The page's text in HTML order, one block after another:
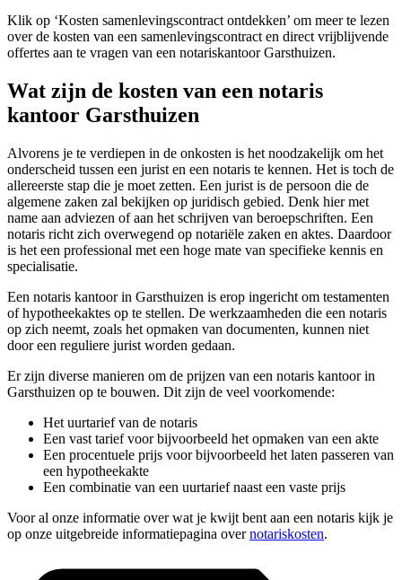
Klik op ‘Kosten samenlevingscontract ontdekken’ om meer te lezen
over de kosten van een samenlevingscontract en direct vrijblijvende
offertes aan te vragen van een notariskantoor Garsthuizen.
Wat zijn de kosten van een notaris
kantoor Garsthuizen
Alvorens je te verdiepen in de onkosten is het noodzakelijk om het
onderscheid tussen een jurist en een notaris te kennen. Het is toch de
allereerste stap die je moet zetten. Een jurist is de persoon die de
algemene zaken zal bekijken op juridisch gebied. Denk hier met
name aan adviezen of aan het schrijven van beroepschriften. Een
notaris richt zich overwegend op notariële zaken en aktes. Daardoor
is het een professional met een hoge mate van specifieke kennis en
specialisatie.
Een notaris kantoor in Garsthuizen is erop ingericht om testamenten
of hypotheekaktes op te stellen. De werkzaamheden die een notaris
op zich neemt, zoals het opmaken van documenten, kunnen niet
door een reguliere jurist worden gedaan.
Er zijn diverse manieren om de prijzen van een notaris kantoor in
Garsthuizen op te bouwen. Dit zijn de veel voorkomende:
Het uurtarief van de notaris
Een vast tarief voor bijvoorbeeld het opmaken van een akte
Een procentuele prijs voor bijvoorbeeld het laten passeren van
een hypotheekakte
Een combinatie van een uurtarief naast een vaste prijs
Voor al onze informatie over wat je kwijt bent aan een notaris kijk je
op onze uitgebreide informatiepagina overnotariskosten.